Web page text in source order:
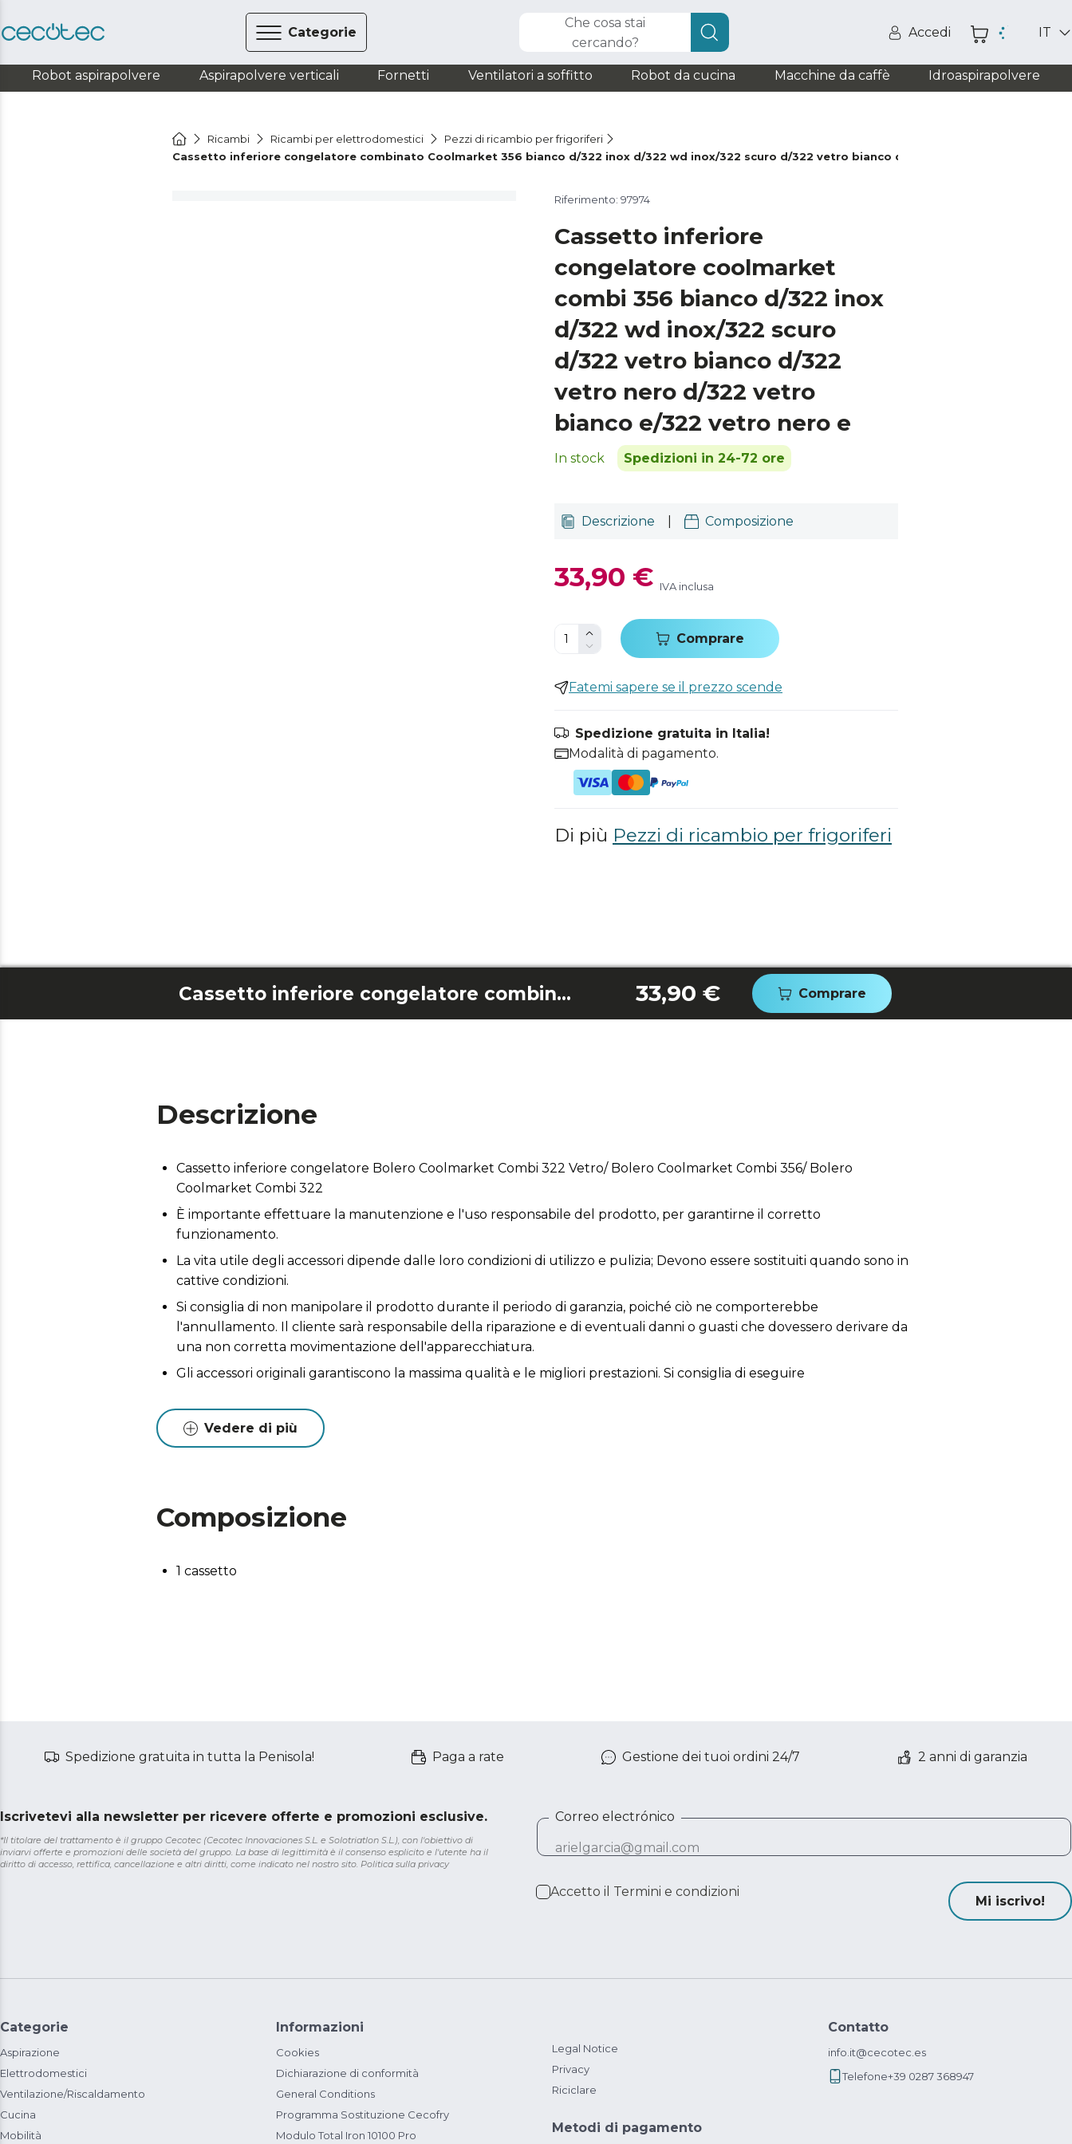
Categorie
Che cosa stai
cercando?
Accedi IT
Robot aspirapolvere Aspirapolvere verticali Fornetti Ventilatori a soffitto Robot da cucina Macchine da caffè Idroaspirapolvere
Ricambi Ricambi per elettrodomestici
Pezzi di ricambio per frigoriferi
Cassetto inferiore congelatore combinato Coolmarket 356 bianco d/322 inox d/322 wd inox/322 scuro d/322 vetro bianco d/322 vetro nero d/322 vetro
Riferimento: 97974
Cassetto inferiore
congelatore coolmarket
combi 356 bianco d/322 inox
d/322 wd inox/322 scuro
d/322 vetro bianco d/322
vetro nero d/322 vetro
bianco e/322 vetro nero e
In stock Spedizioni in 24-72 ore
Descrizione Composizione
33,90 € IVA inclusa
Comprare
Fatemi sapere se il prezzo scende
Spedizione gratuita in Italia!
Modalità di pagamento.
Di più Pezzi di ricambio per frigoriferi
Cassetto inferiore congelatore combinato Coolmarket 356 bianco d/322 inox d/322 wd inox/322 scuro d/322 vetro bianco d/322 vetro nero d/322 vetro bianco e/322 vetro nero e 33,90 € Comprare
Descrizione
Cassetto inferiore congelatore Bolero Coolmarket Combi 322 Vetro/ Bolero Coolmarket Combi 356/ Bolero
Coolmarket Combi 322
È importante effettuare la manutenzione e l'uso responsabile del prodotto, per garantirne il corretto
funzionamento.
La vita utile degli accessori dipende dalle loro condizioni di utilizzo e pulizia; Devono essere sostituiti quando sono in
cattive condizioni.
Si consiglia di non manipolare il prodotto durante il periodo di garanzia, poiché ciò ne comporterebbe
l'annullamento. Il cliente sarà responsabile della riparazione e di eventuali danni o guasti che dovessero derivare da
una non corretta movimentazione dell'apparecchiatura.
Gli accessori originali garantiscono la massima qualità e le migliori prestazioni. Si consiglia di eseguire
Vedere di più
Composizione
1 cassetto
Spedizione gratuita in tutta la Penisola! Paga a rate Gestione dei tuoi ordini 24/7 2 anni di garanzia
Iscrivetevi alla newsletter per ricevere offerte e promozioni esclusive.
*Il titolare del trattamento è il gruppo Cecotec (Cecotec Innovaciones S.L. e Solotriatlon S.L.), con l'obiettivo di
inviarvi offerte e promozioni delle società del gruppo. La base di legittimità è il consenso esplicito e l'utente ha il
diritto di accesso, rettifica, cancellazione e altri diritti, come indicato nel nostro sito. Politica sulla privacy
Correo electrónico
Accetto il Termini e condizioni
Mi iscrivo!
Categorie
Aspirazione
Elettrodomestici
Ventilazione/Riscaldamento
Cucina
Mobilità
Informazioni
Cookies
Dichiarazione di conformità
General Conditions
Programma Sostituzione Cecofry
Modulo Total Iron 10100 Pro
Legal Notice
Privacy
Riciclare
Metodi di pagamento
Contatto
info.it@cecotec.es
Telefone+39 0287 368947